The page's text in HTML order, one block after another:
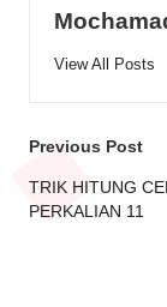
View All Posts
Post
Previous Post
TRIK HITUNG
PERKALIAN 11